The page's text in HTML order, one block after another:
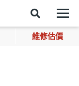
維修估價